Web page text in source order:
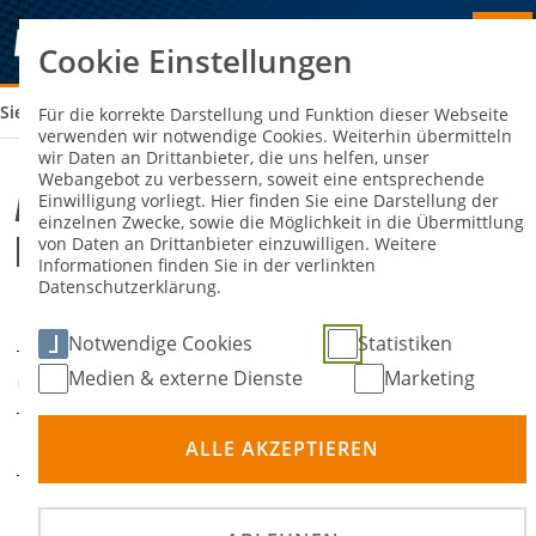
Sie sind hier: ADAC KART YOUNGSTER CUP 2026 LAUF 4
ADAC Kart Youngster Cup 2026
Lauf 4
22. August 2026
ORT -
Kartsport
ADAC Hessen-Thüringen
Cookie Einstellungen
Für die korrekte Darstellung und Funktion dieser Webseite
verwenden wir notwendige Cookies. Weiterhin übermitteln
wir Daten an Drittanbieter, die uns helfen, unser
Webangebot zu verbessern, soweit eine entsprechende
Einwilligung vorliegt. Hier finden Sie eine Darstellung der
einzelnen Zwecke, sowie die Möglichkeit in die Übermittlung
von Daten an Drittanbieter einzuwilligen. Weitere
Informationen finden Sie in der verlinkten
Datenschutzerklärung.
Notwendige Cookies
Statistiken
Medien & externe Dienste
Marketing
ALLE AKZEPTIEREN